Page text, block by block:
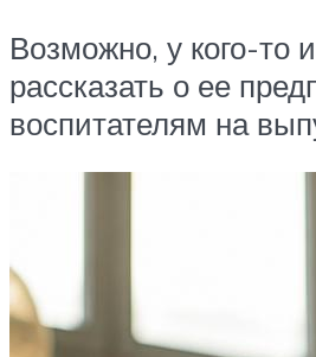
Возможно, у кого-то
рассказать о ее
воспитателям на